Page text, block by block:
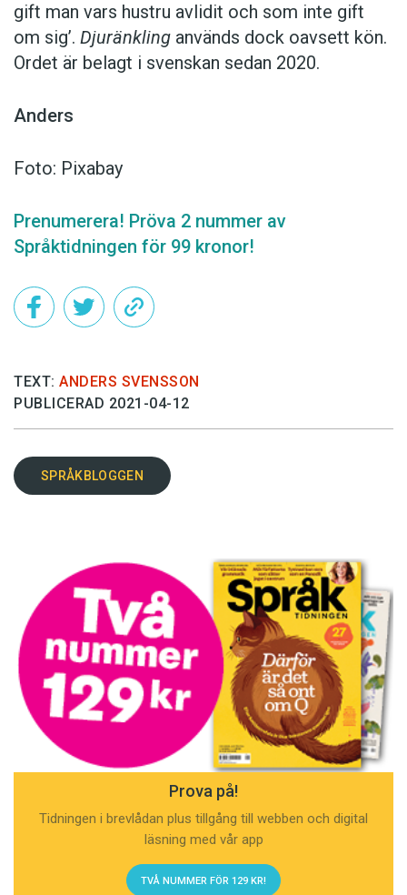
gift man vars hustru av­lidit och som inte gift
om sig’. Djuränkling används dock oavsett kön.
Ordet är belagt i svenskan sedan 2020.
Anders
Foto: Pixabay
Prenumerera! Pröva 2 nummer av
Språktidningen för 99 kronor!
TEXT: ANDERS SVENSSON
PUBLICERAD 2021-04-12
SPRÅKBLOGGEN
Prova på!
Tidningen i brevlådan plus tillgång till webben och digital
läsning med vår app
TVÅ NUMMER FÖR 129 KR!